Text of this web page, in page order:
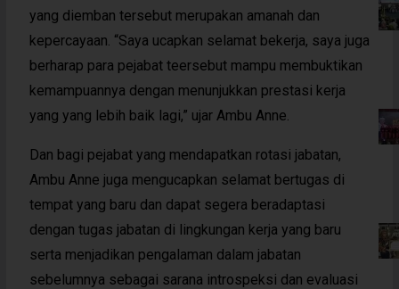
yang diemban tersebut merupakan amanah dan
kepercayaan. “Saya ucapkan selamat bekerja, saya juga
berharap para pejabat teersebut mampu membuktikan
kemampuannya dengan menunjukkan prestasi kerja
yang yang lebih baik lagi,” ujar Ambu Anne.
Dan bagi pejabat yang mendapatkan rotasi jabatan,
Ambu Anne juga mengucapkan selamat bertugas di
tempat yang baru dan dapat segera beradaptasi
dengan tugas jabatan di lingkungan kerja yang baru
serta menjadikan pengalaman dalam jabatan
sebelumnya sebagai sarana introspeksi dan evaluasi